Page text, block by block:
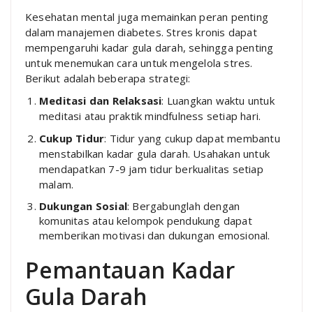
Kesehatan mental juga memainkan peran penting
dalam manajemen diabetes. Stres kronis dapat
mempengaruhi kadar gula darah, sehingga penting
untuk menemukan cara untuk mengelola stres.
Berikut adalah beberapa strategi:
Meditasi dan Relaksasi: Luangkan waktu untuk
meditasi atau praktik mindfulness setiap hari.
Cukup Tidur: Tidur yang cukup dapat membantu
menstabilkan kadar gula darah. Usahakan untuk
mendapatkan 7-9 jam tidur berkualitas setiap
malam.
Dukungan Sosial: Bergabunglah dengan
komunitas atau kelompok pendukung dapat
memberikan motivasi dan dukungan emosional.
Pemantauan Kadar
Gula Darah